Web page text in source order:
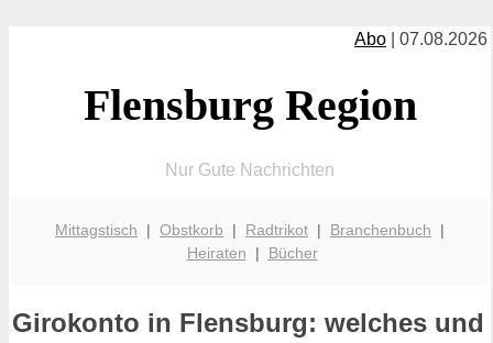
Abo | 07.08.2026
Flensburg Region
Nur Gute Nachrichten
Mittagstisch | Obstkorb | Radtrikot | Branchenbuch |
Heiraten | Bücher
Girokonto in Flensburg: welches und